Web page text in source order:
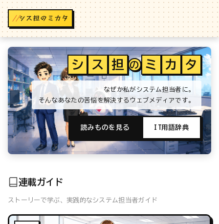
//
シ ス 担 の ミ カ タ
なぜか私がシステム担当者に。
そんなあなたの苦悩を解決するウェブメディアです。
読みものを見る IT用語辞典
連載ガイド
ストーリーで学ぶ、実践的なシステム担当者ガイド